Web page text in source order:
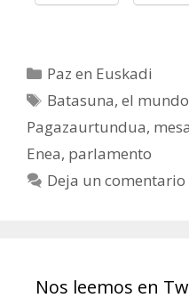
Categorías
Paz en Euskadi
Etiquetas
Batasuna,el mundo
Pagazaurtundua,
Enea, parlamento
Deja un comentario
Nos leemos en